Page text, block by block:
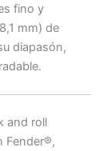
fino y
mm) de
diapasón,
and roll
Fender®,